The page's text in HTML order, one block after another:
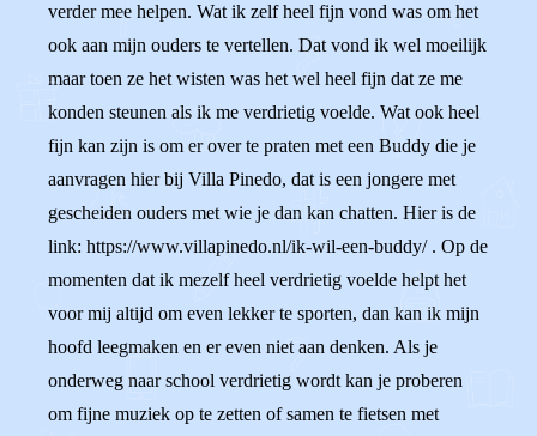
verder mee helpen. Wat ik zelf heel fijn vond was om het
ook aan mijn ouders te vertellen. Dat vond ik wel moeilijk
maar toen ze het wisten was het wel heel fijn dat ze me
konden steunen als ik me verdrietig voelde. Wat ook heel
fijn kan zijn is om er over te praten met een Buddy die je
aanvragen hier bij Villa Pinedo, dat is een jongere met
gescheiden ouders met wie je dan kan chatten. Hier is de
link: https://www.villapinedo.nl/ik-wil-een-buddy/ . Op de
momenten dat ik mezelf heel verdrietig voelde helpt het
voor mij altijd om even lekker te sporten, dan kan ik mijn
hoofd leegmaken en er even niet aan denken. Als je
onderweg naar school verdrietig wordt kan je proberen
om fijne muziek op te zetten of samen te fietsen met